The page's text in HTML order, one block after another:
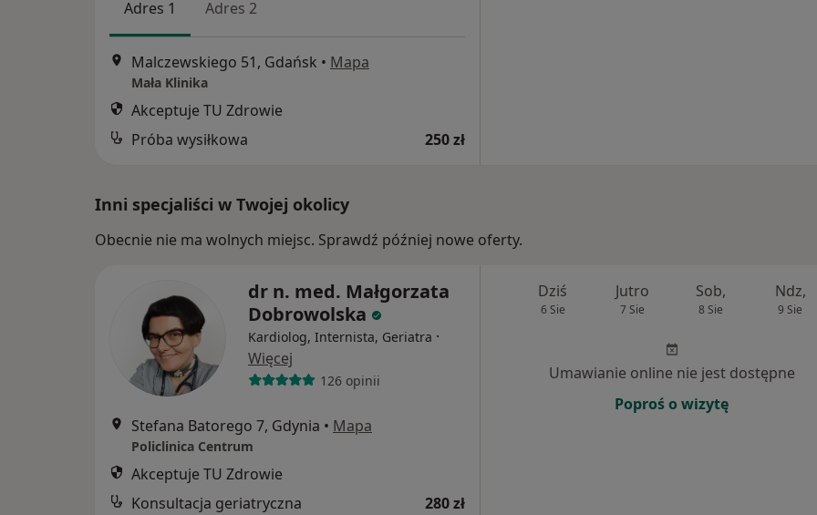
Adres 1 Adres 2
Malczewskiego 51, Gdańsk • Mapa
Mała Klinika
Akceptuje TU Zdrowie
Próba wysiłkowa
250 zł
Inni specjaliści w Twojej okolicy
Obecnie nie ma wolnych miejsc. Sprawdź później nowe oferty.
dr n. med. Małgorzata
Dobrowolska
Kardiolog, Internista, Geriatra ·
Więcej
126 opinii
Stefana Batorego 7, Gdynia • Mapa
Policlinica Centrum
Akceptuje TU Zdrowie
Konsultacja geriatryczna
280 zł
Dziś
6 Sie
Jutro
7 Sie
Sob,
8 Sie
Ndz,
9 Sie
Umawianie online nie jest dostępne
Poproś o wizytę